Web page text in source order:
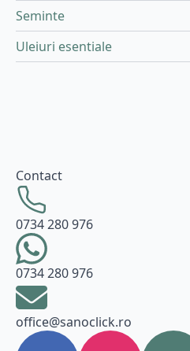
Seminte
Uleiuri esentiale
Contact
0734 280 976
0734 280 976
office@sanoclick.ro